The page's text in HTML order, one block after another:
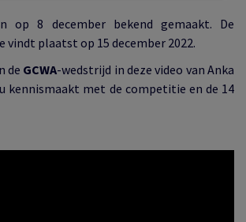
op 8 december bekend gemaakt. De
vindt plaatst op 15 december 2022.
de GCWA-wedstrijd in deze video van Anka
kennismaakt met de competitie en de 14